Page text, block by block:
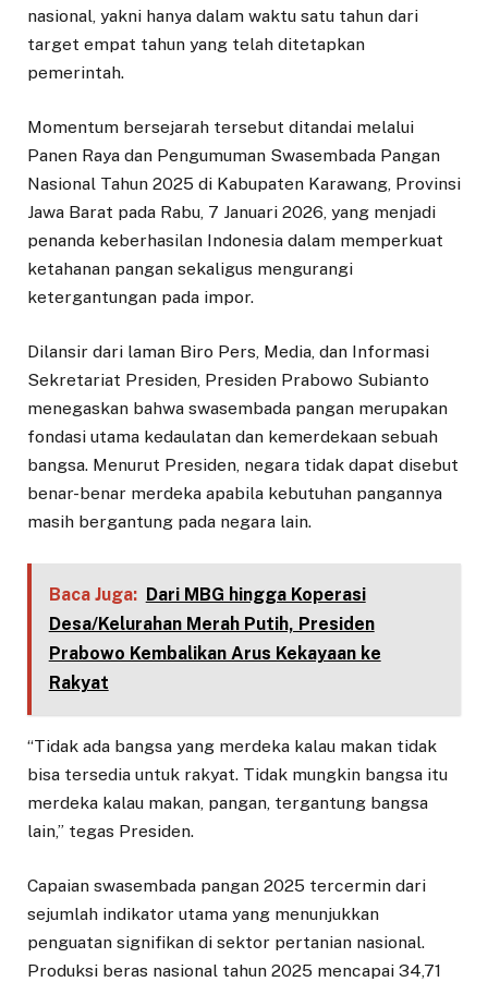
nasional, yakni hanya dalam waktu satu tahun dari
target empat tahun yang telah ditetapkan
pemerintah.
Momentum bersejarah tersebut ditandai melalui
Panen Raya dan Pengumuman Swasembada Pangan
Nasional Tahun 2025 di Kabupaten Karawang, Provinsi
Jawa Barat pada Rabu, 7 Januari 2026, yang menjadi
penanda keberhasilan Indonesia dalam memperkuat
ketahanan pangan sekaligus mengurangi
ketergantungan pada impor.
Dilansir dari laman Biro Pers, Media, dan Informasi
Sekretariat Presiden, Presiden Prabowo Subianto
menegaskan bahwa swasembada pangan merupakan
fondasi utama kedaulatan dan kemerdekaan sebuah
bangsa. Menurut Presiden, negara tidak dapat disebut
benar-benar merdeka apabila kebutuhan pangannya
masih bergantung pada negara lain.
Baca Juga: Dari MBG hingga Koperasi
Desa/Kelurahan Merah Putih, Presiden
Prabowo Kembalikan Arus Kekayaan ke
Rakyat
“Tidak ada bangsa yang merdeka kalau makan tidak
bisa tersedia untuk rakyat. Tidak mungkin bangsa itu
merdeka kalau makan, pangan, tergantung bangsa
lain,” tegas Presiden.
Capaian swasembada pangan 2025 tercermin dari
sejumlah indikator utama yang menunjukkan
penguatan signifikan di sektor pertanian nasional.
Produksi beras nasional tahun 2025 mencapai 34,71